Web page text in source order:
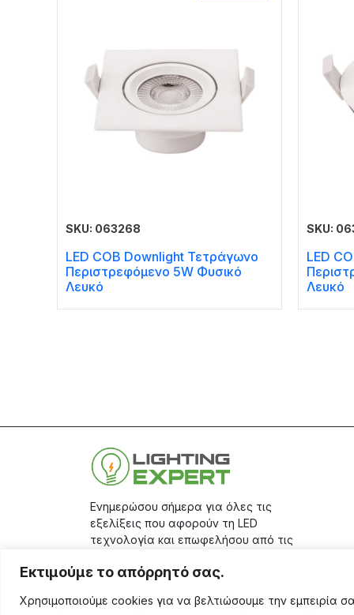
Εκτιμούμε το απόρρητό σας.
Χρησιμοποιούμε cookies για να βελτιώσουμε την
SKU: 063268
LED COB Downlight Τετράγωνο
Περιστρεφόμενο 5W Φυσικό
Λευκό
SKU:
LED
Λευκό
Ενημερώσου σήμερα για όλες τις
εξελίξεις που αφορούν τη LED
τεχνολογία και επωφελήσου από τις
την εγγραφή σου στοsite.
Aριθμός Γ.Ε.ΜΗ.: 17401671000